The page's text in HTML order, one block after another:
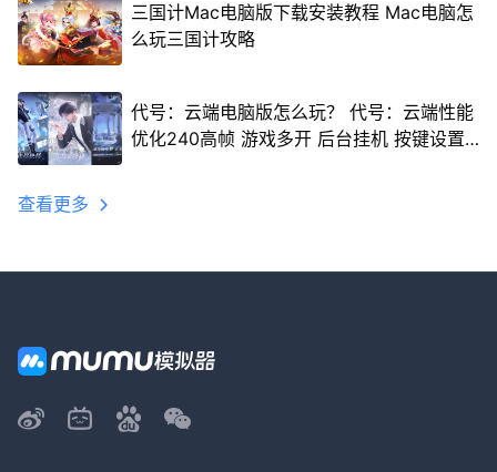
三国计Mac电脑版下载安装教程 Mac电脑怎
么玩三国计攻略
代号：云端电脑版怎么玩？ 代号：云端性能
优化240高帧 游戏多开 后台挂机 按键设置
查看更多